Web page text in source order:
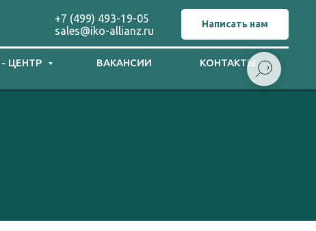
+7 (499) 493-19-05
sales@iko-allianz.ru
Написать нам
ЦЕНТР ВАКАНСИИ
КОНТАКТЫ